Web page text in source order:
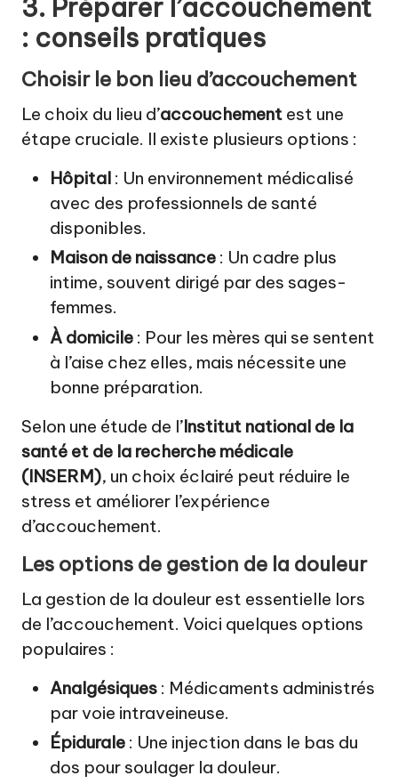
3. Préparer l’accouchement
: conseils pratiques
Choisir le bon lieu d’accouchement
Le choix du lieu d’accouchement est une
étape cruciale. Il existe plusieurs options :
Hôpital : Un environnement médicalisé
avec des professionnels de santé
disponibles.
Maison de naissance : Un cadre plus
intime, souvent dirigé par des sages-
femmes.
À domicile : Pour les mères qui se sentent
à l’aise chez elles, mais nécessite une
bonne préparation.
Selon une étude de l’Institut national de la
santé et de la recherche médicale
(INSERM), un choix éclairé peut réduire le
stress et améliorer l’expérience
d’accouchement.
Les options de gestion de la douleur
La gestion de la douleur est essentielle lors
de l’accouchement. Voici quelques options
populaires :
Analgésiques : Médicaments administrés
par voie intraveineuse.
Épidurale : Une injection dans le bas du
dos pour soulager la douleur.